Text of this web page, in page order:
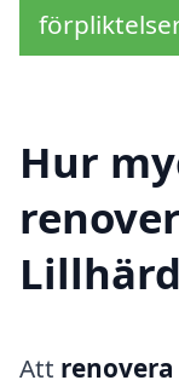
Hur
Att